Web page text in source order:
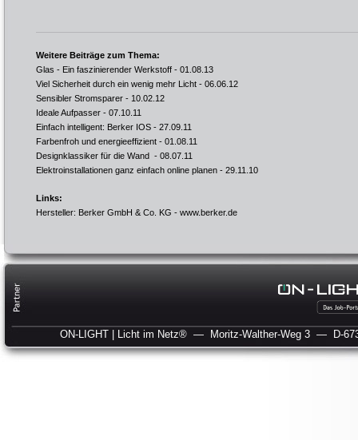
Weitere Beiträge zum Thema:
Glas - Ein faszinierender Werkstoff - 01.08.13
Viel Sicherheit durch ein wenig mehr Licht - 06.06.12
Sensibler Stromsparer - 10.02.12
Ideale Aufpasser - 07.10.11
Einfach intelligent: Berker IOS - 27.09.11
Farbenfroh und energieeffizient - 01.08.11
Designklassiker für die Wand - 08.07.11
Elektroinstallationen ganz einfach online planen - 29.11.10
Links:
Hersteller: Berker GmbH & Co. KG - www.berker.de
ON-LIGHT | Licht im Netz® — Moritz-Walther-Weg 3 — D-